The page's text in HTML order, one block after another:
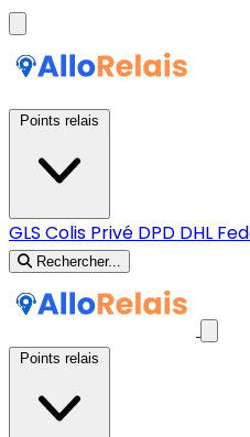
GLS Colis Privé DPD DHL
Rechercher...